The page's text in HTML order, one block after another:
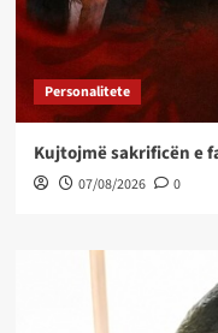
Personalitete
Kujtojmë sakrificën e
07/08/2026 0